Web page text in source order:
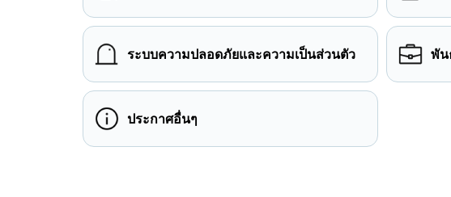
ระบบความปลอดภัยและความเป็นส่วนตัว พัน
ประกาศอื่นๆ